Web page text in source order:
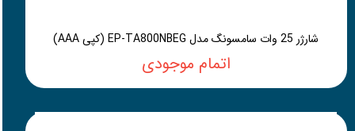
شارژر 25 وات سامسونگ مدل EP-TA800NBEG (کپی AAA)
اتمام موجودی